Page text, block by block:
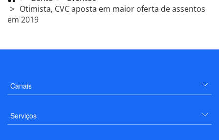
Otimista, CVC aposta em maior oferta de assentos
em 2019
Canais
Serviços